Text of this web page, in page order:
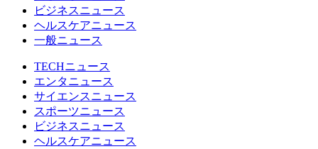
ビジネスニュース
ヘルスケアニュース
一般ニュース
TECHニュース
エンタニュース
サイエンスニュース
スポーツニュース
ビジネスニュース
ヘルスケアニュース